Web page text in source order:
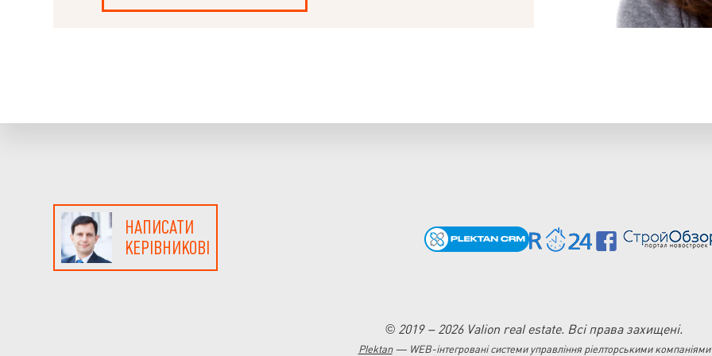
НАПИСАТИ
КЕРІВНИКОВІ
© 2019 – 2026 Valion real estate. Всі права захищені.
Plektan— WEB-інтегровані системи управління ріелторськими компаніями